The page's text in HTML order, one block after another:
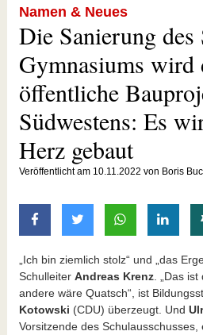
Namen & Neues
Die Sanierung des
Gymnasiums wird
öffentliche
Südwestens: Es
Herz gebaut
Veröffentlicht am 10.11.2022 von Boris
auf Facebook teilen
auf Twitter teilen
mit auf
„Ich bin ziemlich stolz“ und „das
Schulleiter Andreas Krenz. „Das
andere wäre Quatsch“, ist
Kotowski (CDU) überzeugt. Und
Vorsitzende des